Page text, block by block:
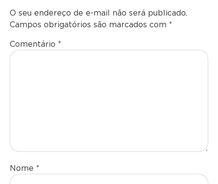
O seu endereço de e-mail não será publicado.
Campos obrigatórios são marcados com *
Comentário *
Nome *